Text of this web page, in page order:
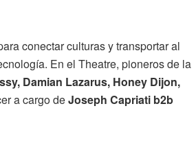
conectar culturas y transportar al
En el Theatre, pioneros de la
Damian Lazarus, Honey Dijon,
a cargo deJoseph Capriati b2b